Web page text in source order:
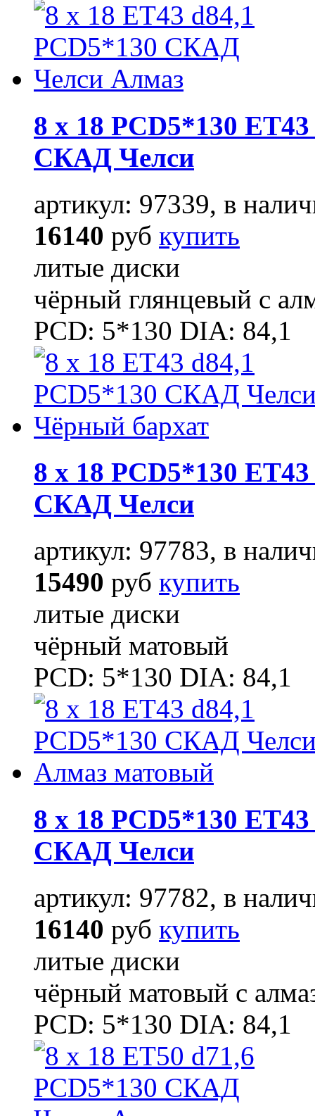
8 x 18 PCD5*130
СКАД Челси
артикул: 97339, в
16140 руб купить
литые диски
чёрный глянцевый с
PCD: 5*130 DIA: 84,1
8 x 18 PCD5*130
СКАД Челси
артикул: 97783, в
15490 руб купить
литые диски
чёрный матовый
PCD: 5*130 DIA: 84,1
8 x 18 PCD5*130
СКАД Челси
артикул: 97782, в
16140 руб купить
литые диски
чёрный матовый с
PCD: 5*130 DIA: 84,1